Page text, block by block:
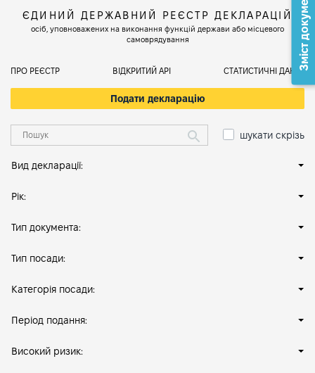
ЄДИНИЙ ДЕРЖАВНИЙ РЕЄСТР ДЕКЛАРАЦІЙ
осіб, уповноважених на виконання функцій держави або місцевого
самоврядування
ПРО РЕЄСТР ВІДКРИТИЙ АРІ СТАТИСТИЧНІ ДАНІ
Подати декларацію
шукати скрізь
Вид декларації:
Рік:
Тип документа:
Тип посади:
Категорія посади:
Період подання:
Високий ризик:
Зміст документа